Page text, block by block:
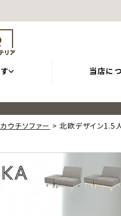
カウチソファー 北欧デザイン1.5